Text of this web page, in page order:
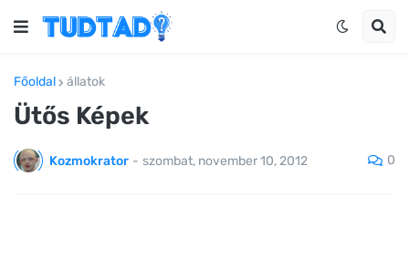
Főoldal állatok
Ütős Képek
Kozmokrator - szombat, november 10, 2012 0